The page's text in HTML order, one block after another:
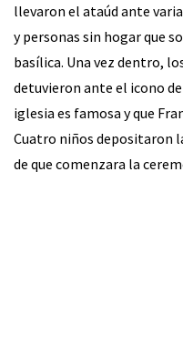
llevaron el ataúd ante
y personas sin hogar que
basílica. Una vez dentro,
detuvieron ante el icono
iglesia es famosa y que
Cuatro niños depositaron
de que comenzara la